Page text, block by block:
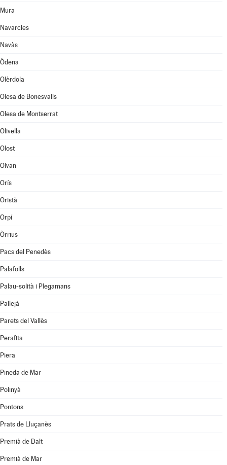
Mura
Navarcles
Navàs
Òdena
Olèrdola
Olesa de Bonesvalls
Olesa de Montserrat
Olivella
Olost
Olvan
Orís
Oristà
Orpí
Òrrius
Pacs del Penedès
Palafolls
Palau-solità i Plegamans
Pallejà
Parets del Vallès
Perafita
Piera
Pineda de Mar
Polinyà
Pontons
Prats de Lluçanès
Premià de Dalt
Premià de Mar